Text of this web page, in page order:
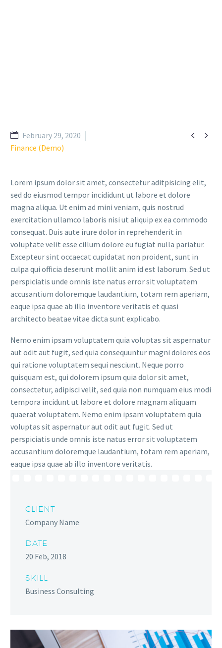
 
February 29, 2020
Finance (Demo)
Lorem ipsum dolor sit amet, consectetur aditpisicing elit,
sed do eiusmod tempor incididunt ut labore et dolore
magna aliqua. Ut enim ad mini veniam, quis nostrud
exercitation ullamco laboris nisi ut aliquip ex ea commodo
consequat. Duis aute irure dolor in reprehenderit in
voluptate velit esse cillum dolore eu fugiat nulla pariatur.
Excepteur sint occaecat cupidatat non proident, sunt in
culpa qui officia deserunt mollit anim id est laborum. Sed ut
perspiciatis unde omnis iste natus error sit voluptatem
accusantium doloremque laudantium, totam rem aperiam,
eaque ipsa quae ab illo inventore veritatis et quasi
architecto beatae vitae dicta sunt explicabo.
Nemo enim ipsam voluptatem quia voluptas sit aspernatur
aut odit aut fugit, sed quia consequuntur magni dolores eos
qui ratione voluptatem sequi nesciunt. Neque porro
quisquam est, qui dolorem ipsum quia dolor sit amet,
consectetur, adipisci velit, sed quia non numquam eius modi
tempora incidunt ut labore et dolore magnam aliquam
quaerat voluptatem. Nemo enim ipsam voluptatem quia
voluptas sit aspernatur aut odit aut fugit. Sed ut
perspiciatis unde omnis iste natus error sit voluptatem
accusantium doloremque laudantium, totam rem aperiam,
eaque ipsa quae ab illo inventore veritatis.
CLIENT
Company Name
DATE
20 Feb, 2018
SKILL
Business Consulting